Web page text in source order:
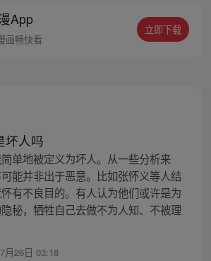
楚岚的生活被彻底颠覆，与冯宝宝一
“异人”之旅。
App
画畅快看
立即下载
坏人吗
单地被定义为坏人。从一些分析来
能并非出于恶意。比如张怀义等人结
有不良目的。有人认为他们或许是为
秘，牺牲自己去做不为人知、不被理
月26日 03:18